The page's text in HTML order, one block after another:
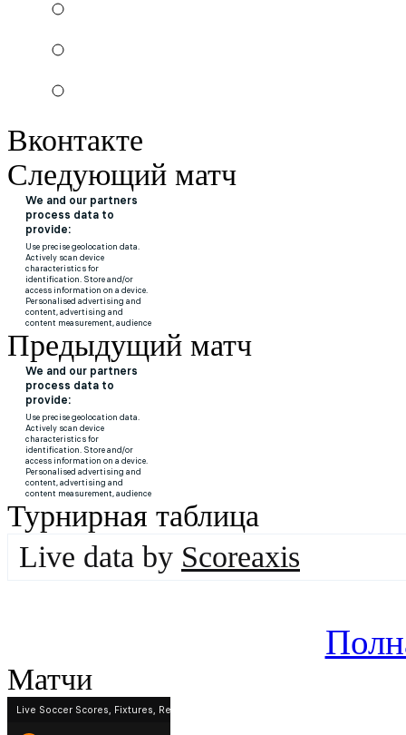
Вконтакте
Следующий матч
Предыдущий матч
Турнирная таблица
Live data by Scoreaxis
Матчи